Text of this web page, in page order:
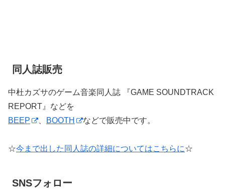
同人誌販売
中杜カズサのゲーム音楽同人誌 『GAME SOUNDTRACK
REPORT』などを
BEEP
BOOTH などで販売中です。
☆今まで出した同人誌の詳細についてはこちらに☆
SNSフォロー